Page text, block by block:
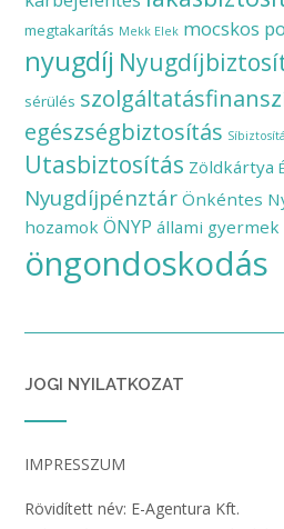
megtakarítás Mekk Elek mocskos
nyugdíj
sérülés
egészségbiztosítás
Utasbiztosítás Zöldkártya
Nyugdíjpénztár Önkéntes
hozamok ÖNYP állami
öngondoskodás
JOGI NYILATKOZAT
IMPRESSZUM
Rövidített név: E-Agentura Kft.